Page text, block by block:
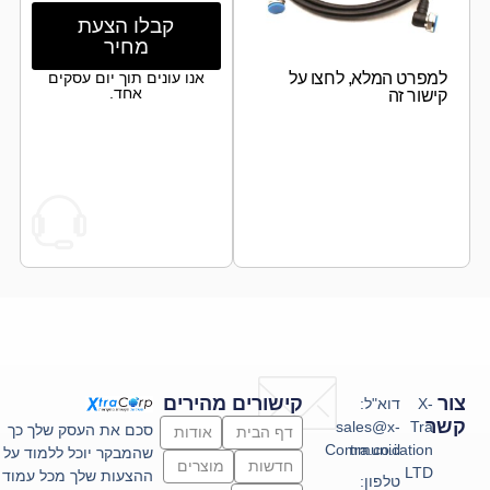
למפרט המלא, לחצו על
קישור זה
קבלו הצעת
מחיר
אנו עונים תוך יום עסקים
אחד.
סכם את העסק שלך כך
שהמבקר יוכל ללמוד על
ההצעות שלך מכל עמוד
קישורים מהירים
דף הבית
אודות
חדשות
מוצרים
צור
קשר
X-
Tra
Communication
LTD
דוא"ל:
sales@x-
tra.co.il
טלפון: